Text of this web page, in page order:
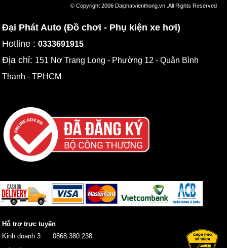
© Copyright 2006 Daiphatvienthong.vn .All Rights Reserved
Đại Phát Auto (Đồ chơi - Phụ kiện xe hơi)
Hotline :0333691915
Địa chỉ: 151 Nơ Trang Long - Phường 12 - Quận Bình
Thạnh - TPHCM
Hỗ trợ trực tuyến
Kinh doanh 3
0868.380.238